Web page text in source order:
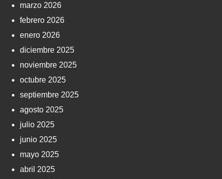
marzo 2026
febrero 2026
enero 2026
diciembre 2025
noviembre 2025
octubre 2025
septiembre 2025
agosto 2025
julio 2025
junio 2025
mayo 2025
abril 2025